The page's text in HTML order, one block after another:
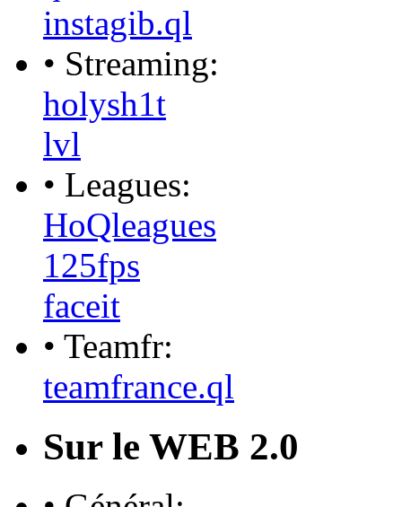
instagib.ql
• Streaming:
holysh1t
lvl
• Leagues:
HoQleagues
125fps
faceit
• Teamfr:
teamfrance.ql
Sur le WEB 2.0